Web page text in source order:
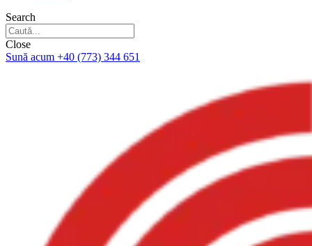
Search
Close
Sună acum +40 (773) 344 651